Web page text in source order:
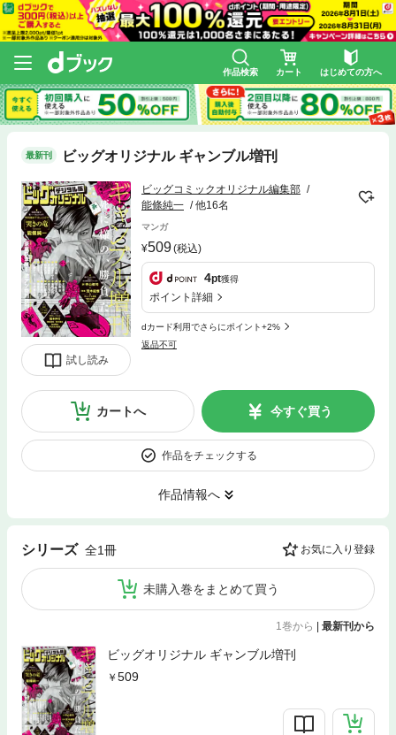
作品検索 カート はじめての方へ
最新刊 ビッグオリジナル ギャンブル増刊
試し読み
ビッグコミックオリジナル編集部
能條純一
他16名
マンガ
509(税込)
4pt獲得
ポイント詳細
dカード利用でさらにポイント+2%
返品不可
カートへ 今すぐ買う
作品をチェックする
作品情報へ
シリーズ 全1冊 お気に入り登録
未購入巻をまとめて買う
1巻から | 最新刊から
ビッグオリジナル ギャンブル増刊
509